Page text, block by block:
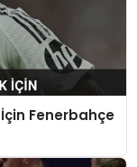
İçin Fenerbahçe